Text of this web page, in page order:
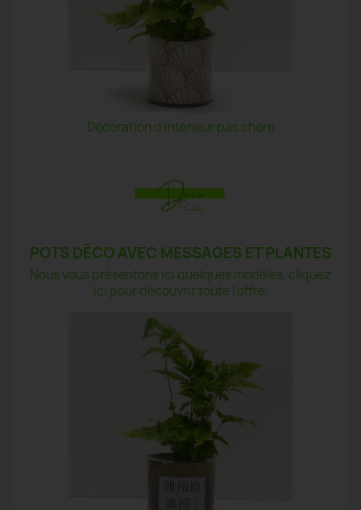
Décoration d'intérieur pas chère
POTS DÉCO AVEC MESSAGES ET PLANTES
Nous vous présentons ici quelques modèles, cliquez
ici pour découvrir toute l'offre.